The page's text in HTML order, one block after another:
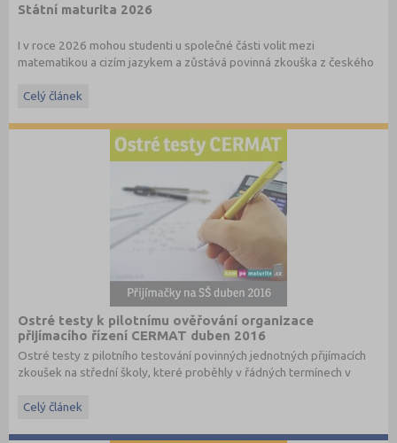
Státní maturita 2026
I v roce 2026 mohou studenti u společné části volit mezi
matematikou a cizím jazykem a zůstává povinná zkouška z českého
informacemi.
Celý článek
Ostré testy k pilotnímu ověřování organizace
přijímacího řízení CERMAT duben 2016
Ostré testy z pilotního testování povinných jednotných přijímacích
zkoušek na střední školy, které proběhly v řádných termínech v
Stáhněte si ostré i ilustrační testy
Celý článek